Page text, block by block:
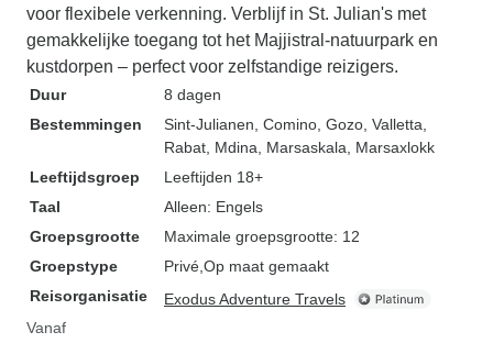
voor flexibele verkenning. Verblijf in St. Julian's met
gemakkelijke toegang tot het Majjistral-natuurpark en
kustdorpen – perfect voor zelfstandige reizigers.
Duur
8 dagen
Bestemmingen
Sint-Julianen , Comino , Gozo , Valletta
Rabat , Mdina , Marsaskala , Marsaxlokk
Leeftijdsgroep
Leeftijden 18+
Taal
Alleen: Engels
Groepsgrootte
Maximale groepsgrootte: 12
Groepstype
Privé Op maat gemaakt
Reisorganisatie
Exodus Adventure Travels
Vanaf